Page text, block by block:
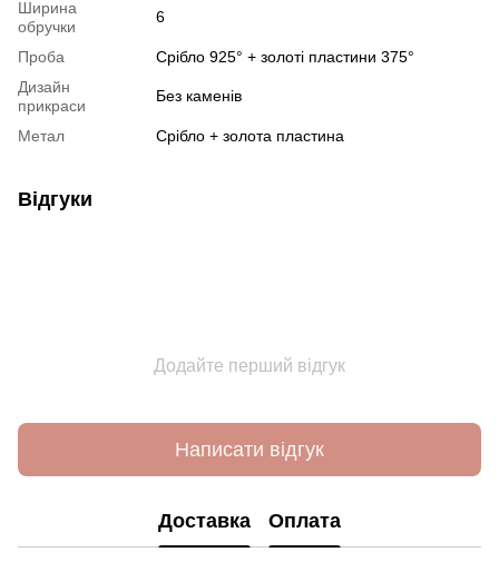
Ширина
обручки
6
Проба
Срібло 925° + золоті пластини 375°
Дизайн
прикраси
Без каменів
Метал Срібло + золота пластина
Відгуки
Додайте перший відгук
Написати відгук
Доставка Оплата